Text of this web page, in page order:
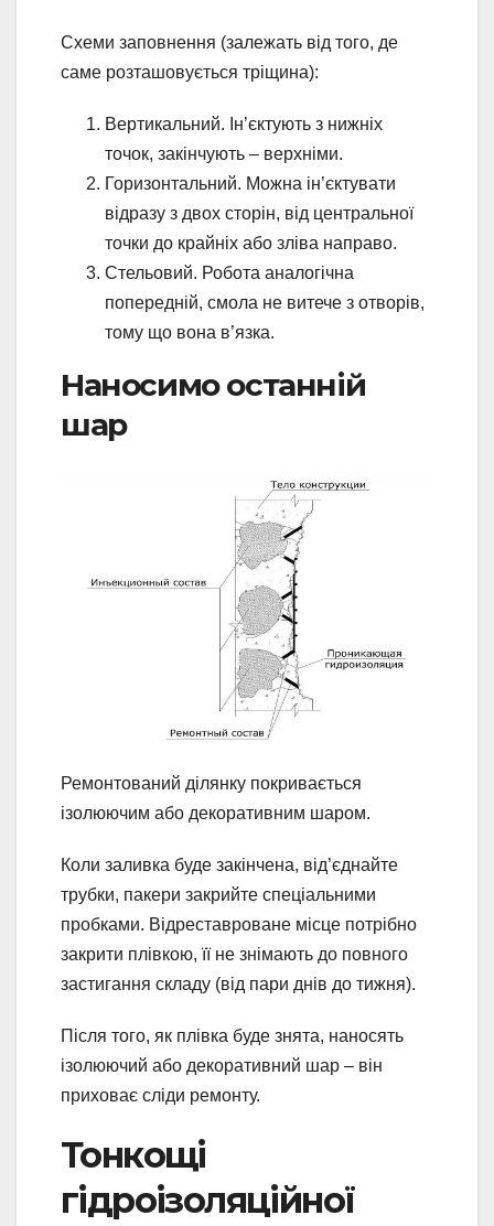
Схеми заповнення (залежать від того, де
саме розташовується тріщина):
Вертикальний. Ін’єктують з нижніх
точок, закінчують – верхніми.
Горизонтальний. Можна ін’єктувати
відразу з двох сторін, від центральної
точки до крайніх або зліва направо.
Стельовий. Робота аналогічна
попередній, смола не витече з отворів,
тому що вона в’язка.
Наносимо останній
шар
Ремонтований ділянку покривається
ізолюючим або декоративним шаром.
Коли заливка буде закінчена, від’єднайте
трубки, пакери закрийте спеціальними
пробками. Відреставроване місце потрібно
закрити плівкою, її не знімають до повного
застигання складу (від пари днів до тижня).
Після того, як плівка буде знята, наносять
ізолюючий або декоративний шар – він
приховає сліди ремонту.
Тонкощі
гідроізоляційної